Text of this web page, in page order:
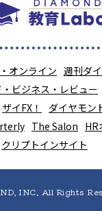
オンライン 週刊ダ
ビジネス・レビュー
ザイFX！
ダイヤモン
The Salon HR
クリプトインサイト
INC. All Rights